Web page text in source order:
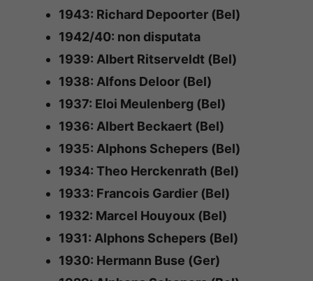
1943: Richard Depoorter (Bel)
1942/40: non disputata
1939: Albert Ritserveldt (Bel)
1938: Alfons Deloor (Bel)
1937: Eloi Meulenberg (Bel)
1936: Albert Beckaert (Bel)
1935: Alphons Schepers (Bel)
1934: Theo Herckenrath (Bel)
1933: Francois Gardier (Bel)
1932: Marcel Houyoux (Bel)
1931: Alphons Schepers (Bel)
1930: Hermann Buse (Ger)